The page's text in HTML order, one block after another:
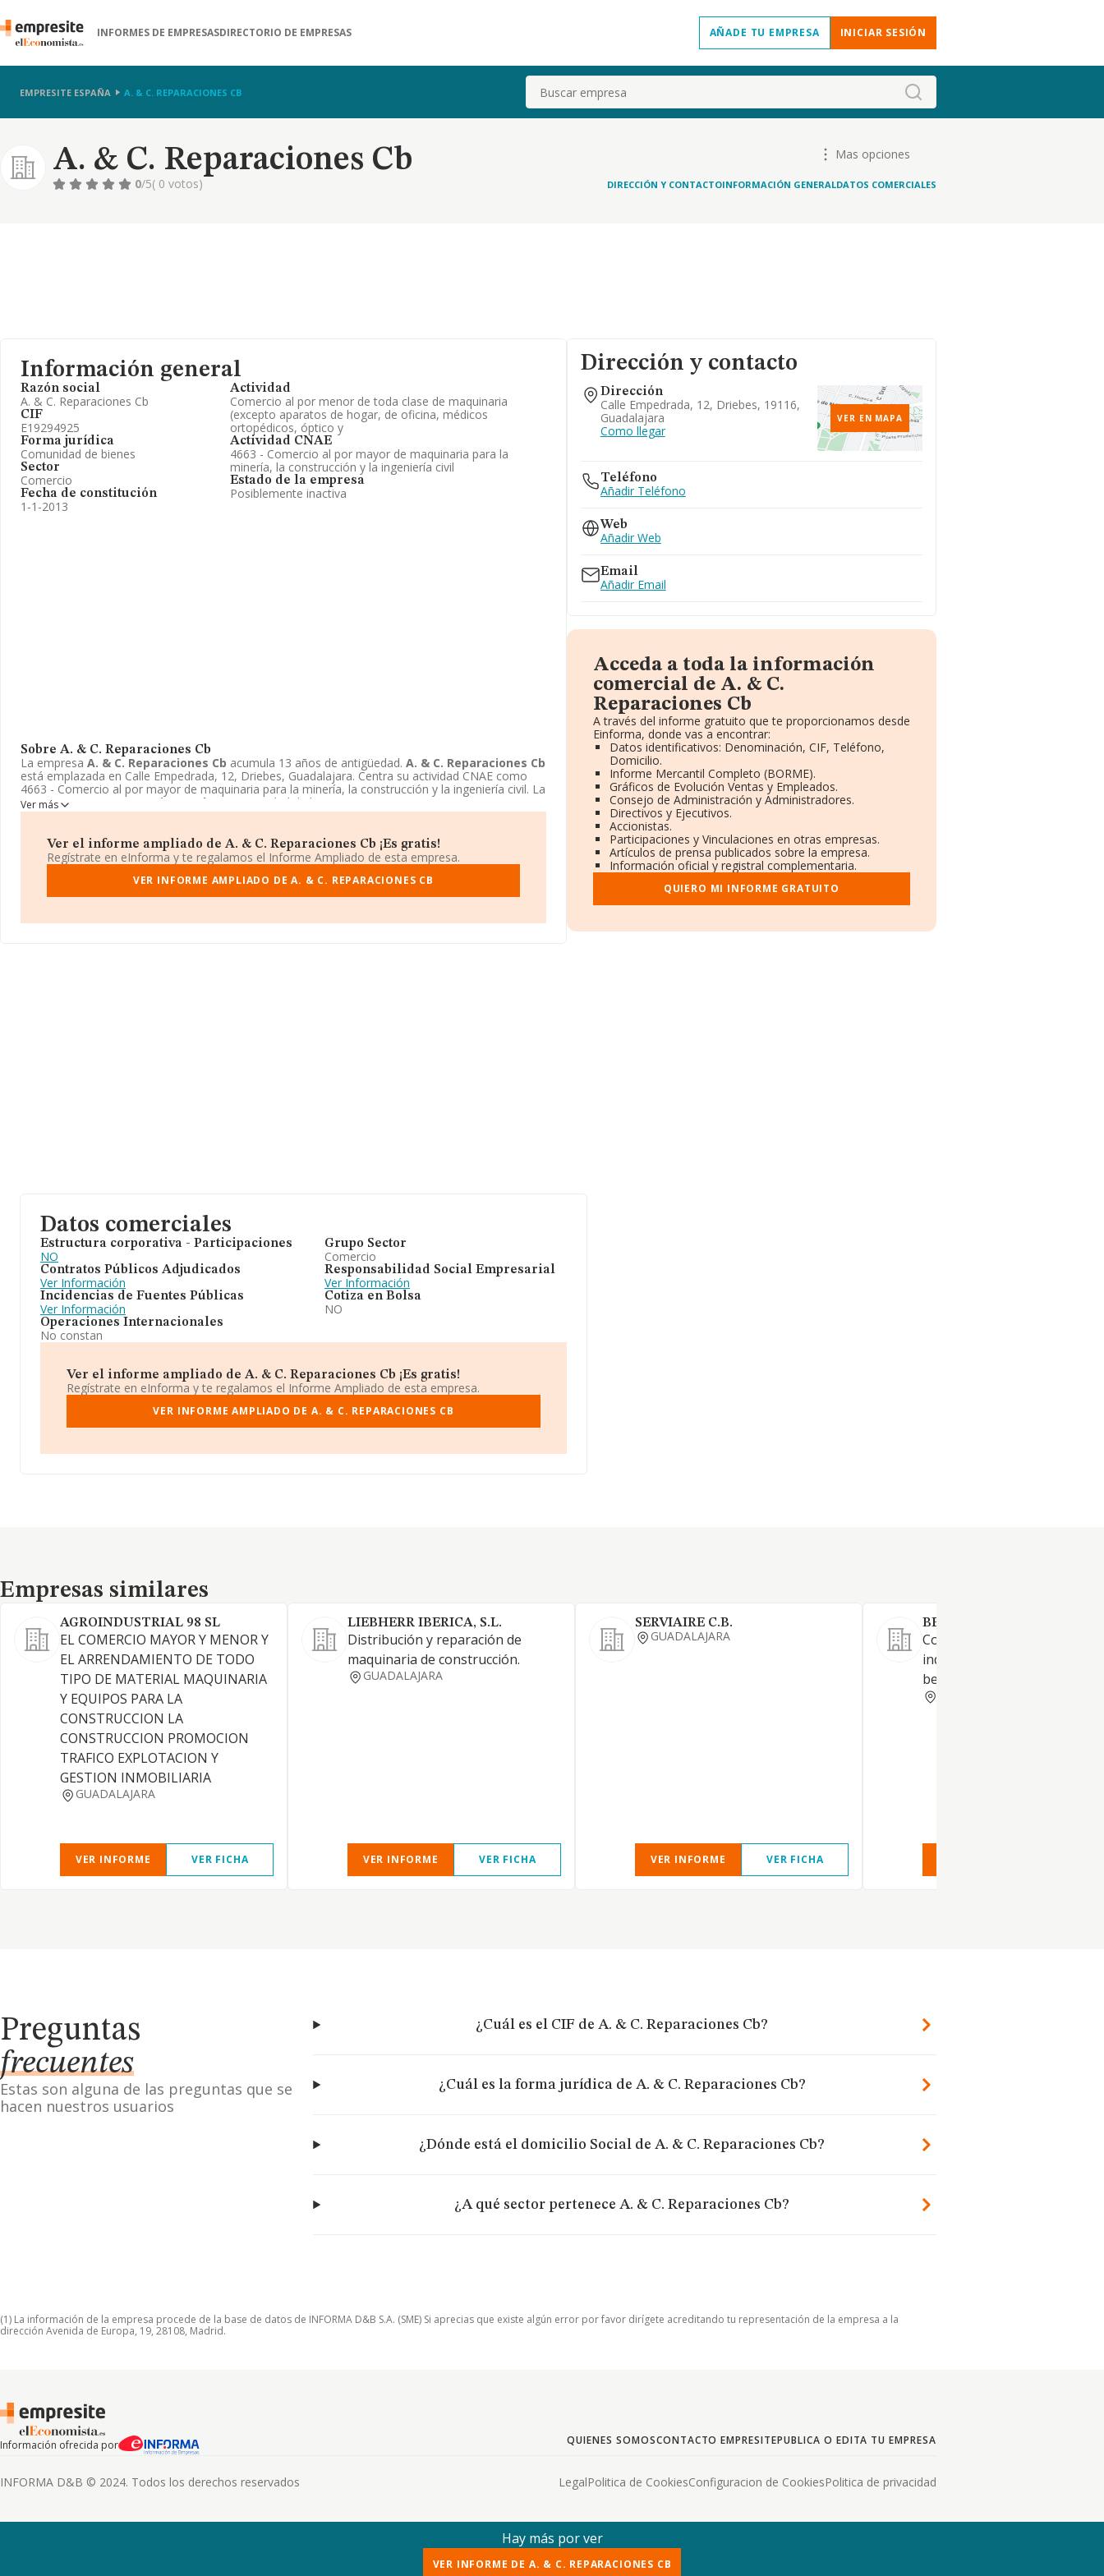
INFORMES DE EMPRESASDIRECTORIO DE EMPRESAS AÑADE TU EMPRESA INICIAR SESIÓN
EMPRESITE ESPAÑA A. & C. REPARACIONES CB Buscar
A. & C. Reparaciones Cb
Mas opciones
0/5( 0 votos) DIRECCIÓN Y CONTACTOINFORMACIÓN GENERALDATOS COMERCIALES
Información general
Razón social
A. & C. Reparaciones Cb
CIF
E19294925
Forma jurídica
Comunidad de bienes
Sector
Comercio
Fecha de constitución
1-1-2013
Actividad
Comercio al por menor de toda clase de maquinaria
(excepto aparatos de hogar, de oficina, médicos
ortopédicos, óptico y
Actividad CNAE
4663 - Comercio al por mayor de maquinaria para la
minería, la construcción y la ingeniería civil
Estado de la empresa
Posiblemente inactiva
Sobre A. & C. Reparaciones Cb
La empresa A. & C. Reparaciones Cb acumula 13 años de antigüedad. A. & C. Reparaciones Cb
está emplazada en Calle Empedrada, 12, Driebes, Guadalajara. Centra su actividad CNAE como
4663 - Comercio al por mayor de maquinaria para la minería, la construcción y la ingeniería civil. La
empresa
A. & C. Reparaciones Cb es Comunidad de bienes.
Ver más
Ver el informe ampliado de A. & C. Reparaciones Cb ¡Es gratis!
Regístrate en eInforma y te regalamos el Informe Ampliado de esta empresa.
VER INFORME AMPLIADO DE A. & C. REPARACIONES CB
Dirección y contacto
Dirección
Calle Empedrada, 12, Driebes, 19116,
Guadalajara
Como llegar
VER EN MAPA
Teléfono
Añadir Teléfono
Web
Añadir Web
Email
Añadir Email
Acceda a toda la información
comercial de A. & C.
Reparaciones Cb
A través del informe gratuito que te proporcionamos desde
Einforma, donde vas a encontrar:
Datos identificativos: Denominación, CIF, Teléfono,
Domicilio.
Informe Mercantil Completo (BORME).
Gráficos de Evolución Ventas y Empleados.
Consejo de Administración y Administradores.
Directivos y Ejecutivos.
Accionistas.
Participaciones y Vinculaciones en otras empresas.
Artículos de prensa publicados sobre la empresa.
Información oficial y registral complementaria.
QUIERO MI INFORME GRATUITO
Datos comerciales
Estructura corporativa - Participaciones
NO
Contratos Públicos Adjudicados
Ver Información
Incidencias de Fuentes Públicas
Ver Información
Operaciones Internacionales
No constan
Grupo Sector
Comercio
Responsabilidad Social Empresarial
Ver Información
Cotiza en Bolsa
NO
Ver el informe ampliado de A. & C. Reparaciones Cb ¡Es gratis!
Regístrate en eInforma y te regalamos el Informe Ampliado de esta empresa.
VER INFORME AMPLIADO DE A. & C. REPARACIONES CB
Empresas similares
Empresas similares
AGROINDUSTRIAL 98 SL
EL COMERCIO MAYOR Y MENOR Y
EL ARRENDAMIENTO DE TODO
TIPO DE MATERIAL MAQUINARIA
Y EQUIPOS PARA LA
CONSTRUCCION LA
CONSTRUCCION PROMOCION
TRAFICO EXPLOTACION Y
GESTION INMOBILIARIA
GUADALAJARA
VER INFORME VER FICHA
LIEBHERR IBERICA, S.L.
Distribución y reparación de
maquinaria de construcción.
GUADALAJARA
VER INFORME VER FICHA
SERVIAIRE C.B.
GUADALAJARA
VER INFORME VER FICHA
BEVERAGE
Compra y venta de
industrial para la industria
bebida
Preguntas
frecuentes
Estas son alguna de las preguntas que se
hacen nuestros usuarios
¿Cuál es el CIF de A. & C. Reparaciones Cb?
¿Cuál es la forma jurídica de A. & C. Reparaciones Cb?
¿Dónde está el domicilio Social de A. & C. Reparaciones Cb?
¿A qué sector pertenece A. & C. Reparaciones Cb?
(1) La información de la empresa procede de la base de datos de INFORMA D&B S.A. (SME) Si aprecias que existe algún error por favor dirígete acreditando tu representación de la empresa a la
dirección Avenida de Europa, 19, 28108, Madrid.
Información ofrecida por QUIENES SOMOSCONTACTO EMPRESITEPUBLICA O EDITA TU EMPRESA
INFORMA D&B © 2024. Todos los derechos reservados LegalPolitica de CookiesConfiguracion de CookiesPolitica de privacidad
Hay más por ver
VER INFORME DE A. & C. REPARACIONES CB